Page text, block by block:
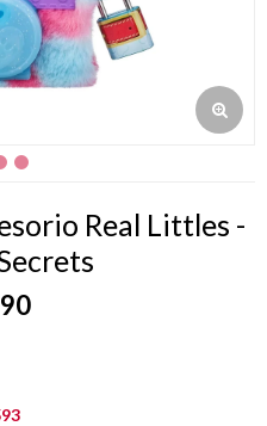
Real Littles -